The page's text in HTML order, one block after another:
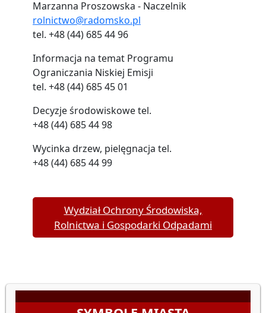
Marzanna Proszowska - Naczelnik
rolnictwo@radomsko.pl
tel. +48 (44) 685 44 96
Informacja na temat Programu
Ograniczania Niskiej Emisji
tel. +48 (44) 685 45 01
Decyzje środowiskowe tel.
+48 (44) 685 44 98
Wycinka drzew, pielęgnacja tel.
+48 (44) 685 44 99
Wydział Ochrony Środowiska,
Rolnictwa i Gospodarki Odpadami